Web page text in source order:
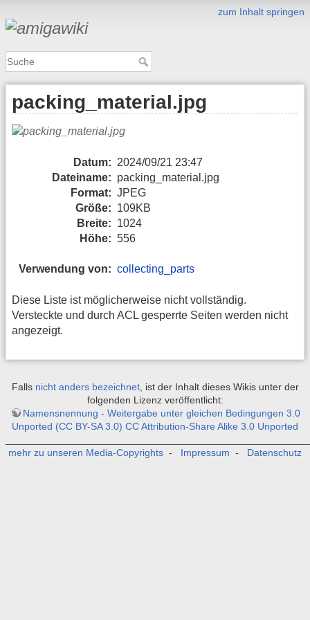
zum Inhalt springen
packing_material.jpg
Datum: 2024/09/21 23:47
Dateiname: packing_material.jpg
Format: JPEG
Größe: 109KB
Breite: 1024
Höhe: 556
Verwendung von: collecting_parts
Diese Liste ist möglicherweise nicht vollständig.
Versteckte und durch ACL gesperrte Seiten werden nicht
angezeigt.
Falls nicht anders bezeichnet, ist der Inhalt dieses Wikis unter der
folgenden Lizenz veröffentlicht:
Namensnennung - Weitergabe unter gleichen Bedingungen 3.0
Unported (CC BY-SA 3.0) CC Attribution-Share Alike 3.0 Unported
mehr zu unseren Media-Copyrights - Impressum - Datenschutz